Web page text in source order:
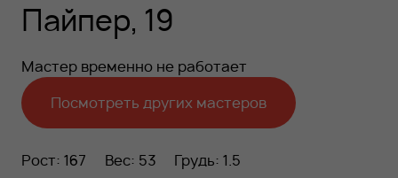
Контакты
Акции
Вакансии
Блог
Пайпер, 19
Мастер временно не работает
Посмотреть других мастеров
Рост: 167 Вес: 53 Грудь: 1.5